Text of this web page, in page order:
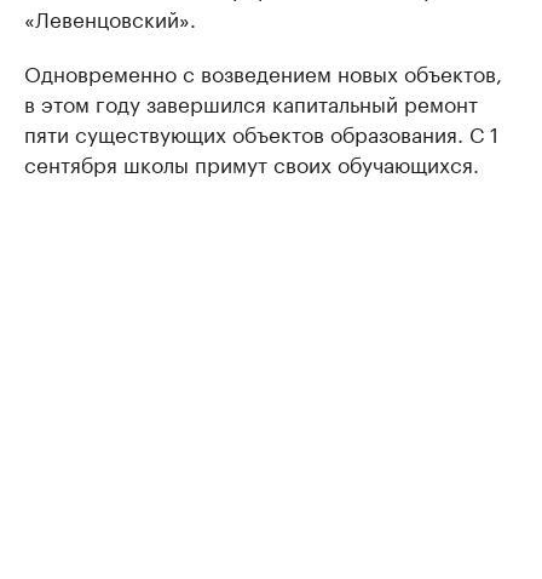
«Левенцовский».
Одновременно с возведением новых объектов,
в этом году завершился капитальный ремонт
пяти существующих объектов образования. С 1
сентября школы примут своих обучающихся.